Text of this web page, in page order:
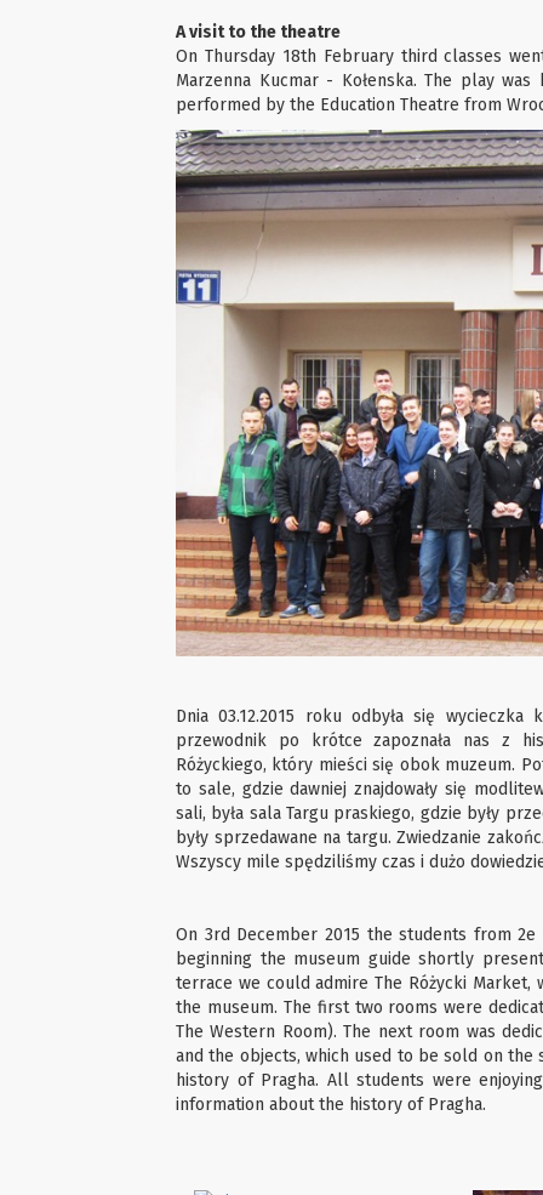
A visit to the theatre
On Thursday 18th February third classes
Marzenna Kucmar - Kołenska. The play
performed by the Education Theatre from
Dnia 03.12.2015 roku odbyła się
przewodnik po krótce zapoznała nas z
Różyckiego, który mieści się obok muzeum.
to sale, gdzie dawniej znajdowały się
sali, była sala Targu praskiego, gdzie były
były sprzedawane na targu. Zwiedzanie
Wszyscy mile spędziliśmy czas i dużo
On 3rd December 2015 the students from
beginning the museum guide shortly
terrace we could admire The Różycki
the museum. The first two rooms were
The Western Room). The next room was
and the objects, which used to be sold on
history of Pragha. All students were
information about the history of Pragha.